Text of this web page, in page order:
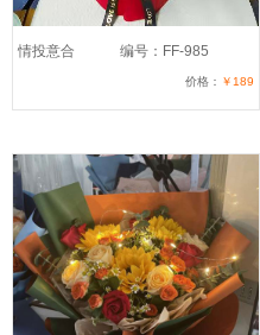
情投意合 编号：FF-985
价格： ￥189